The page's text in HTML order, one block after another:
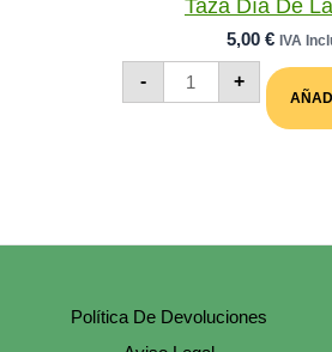
Taza Día De
5,00 € IVA
-
Taza
Día
De
+
Política De Devoluciones